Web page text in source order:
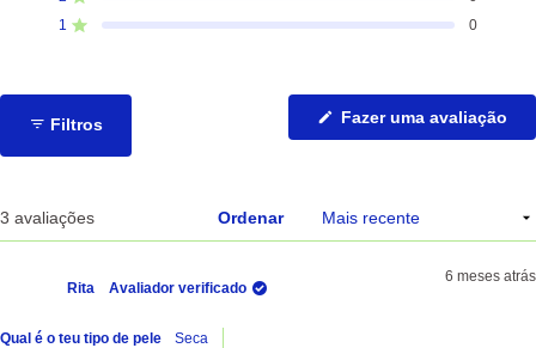
avaliações
de
avaliações
de
avaliações
de
avaliações
de
1 Avaliado com de 5 estrelas 0
avaliações
de
Filtros Fazer uma avaliação
3 avaliações Ordenar
Rita Avaliador verificado
6 meses atrás
Qual é o teu tipo de pele
Seca
A carregar...